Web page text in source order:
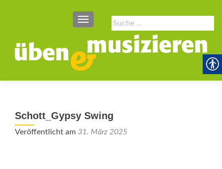
Suche
nach:
SCHALTE NAVIGATION
Schott_Gypsy Swing
Veröffentlicht am 31. März 2025